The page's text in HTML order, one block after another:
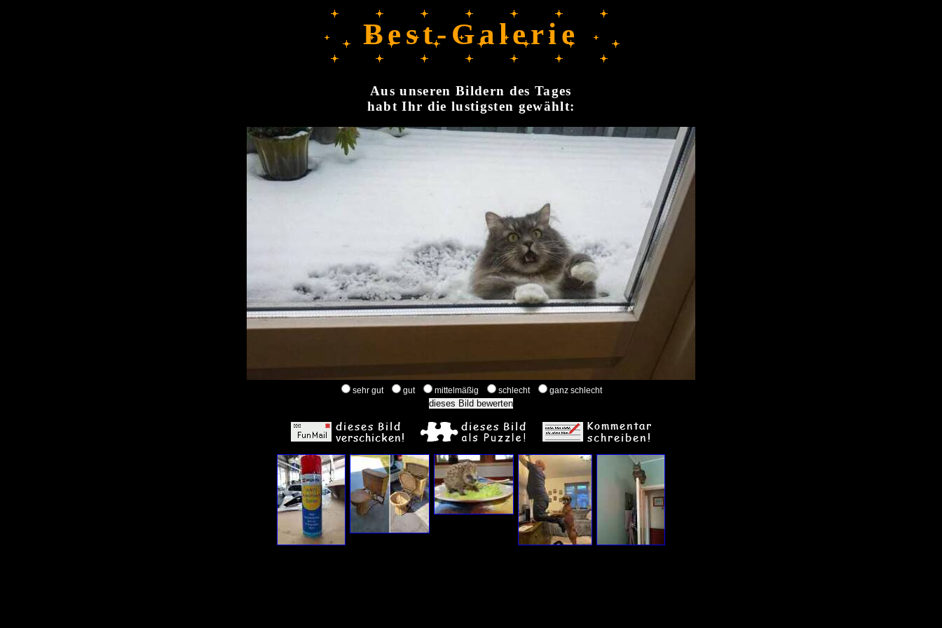
Best-Galerie
Aus unseren Bildern des Tages
habt Ihr die lustigsten gewählt:
sehr gut gut mittelmäßig schlecht ganz schlecht